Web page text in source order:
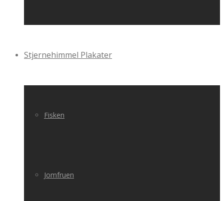
Stjernehimmel Plakater
Fisken
Jomfruen